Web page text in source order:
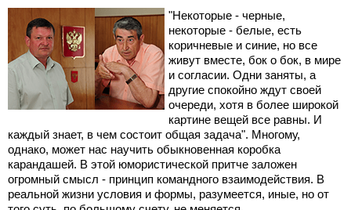
"Некоторые - черные,
некоторые - белые, есть
коричневые и синие, но все
живут вместе, бок о бок, в мире
и согласии. Одни заняты, а
другие спокойно ждут своей
очереди, хотя в более широкой
картине вещей все равны. И
каждый знает, в чем состоит общая задача". Многому,
однако, может нас научить обыкновенная коробка
карандашей. В этой юмористической притче заложен
огромный смысл - принцип командного взаимодействия. В
реальной жизни условия и формы, разумеется, иные, но от